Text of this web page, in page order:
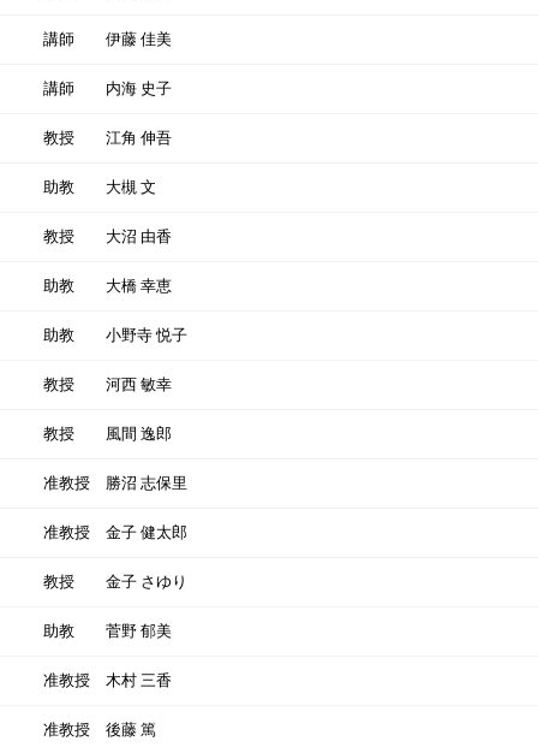
講師 伊藤 佳美
講師 内海 史子
教授 江角 伸吾
助教 大槻 文
教授 大沼 由香
助教 大橋 幸恵
助教 小野寺 悦子
教授 河西 敏幸
教授 風間 逸郎
准教授 勝沼 志保里
准教授 金子 健太郎
教授 金子 さゆり
助教 菅野 郁美
准教授 木村 三香
准教授 後藤 篤